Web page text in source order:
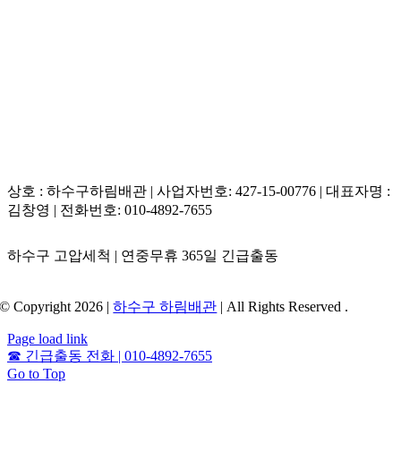
상호 : 하수구하림배관 | 사업자번호: 427-15-00776 | 대표자명 :
김창영 | 전화번호: 010-4892-7655
하수구 고압세척 | 연중무휴 365일 긴급출동
© Copyright 2026 |하수구 하림배관 | All Rights Reserved .
Page load link
☎ 긴급출동 전화 | 010-4892-7655
Go to Top